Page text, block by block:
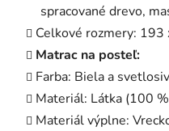
spracované drevo,
Celkové rozmery:
Matrac na posteľ:
Farba: Biela a
Materiál: Látka (100
Materiál výplne: